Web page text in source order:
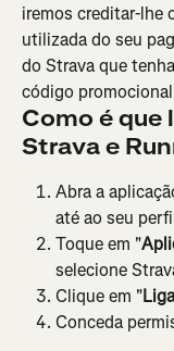
iremos creditar-lhe
utilizada do seu
do Strava que
código
Como é
Strava e
Abra a
até ao seu
Toque em "
selecione
Clique em "
Conceda